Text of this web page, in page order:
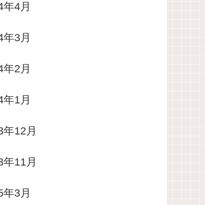
年4月
年3月
年2月
年1月
年12月
年11月
年3月